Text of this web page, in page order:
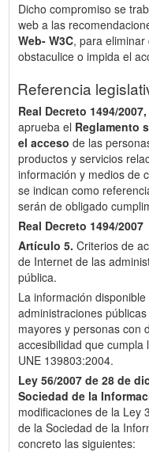
Dicho compromiso se
web a las
Web- W3C, para
obstaculice o impida el
Referencia
Real Decreto 1494/
aprueba el Reglamento
el acceso de las
productos y servicios
información y medios de
se indican como
serán de obligado
Real Decreto 1494/2007
Artículo 5. Criterios de
de Internet de las
pública.
La información
administraciones
mayores y personas con
accesibilidad que
UNE 139803:2004.
Ley 56/2007 de 28 de
Sociedad de la
modificaciones de la Ley
de la Sociedad de la
concreto las siguientes: